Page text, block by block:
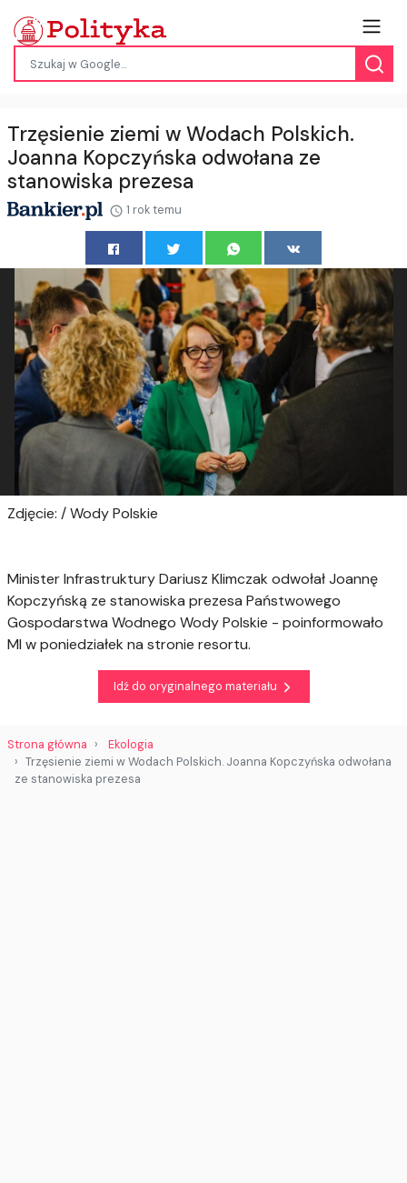
Trzęsienie ziemi w Wodach Polskich.
Joanna Kopczyńska odwołana ze
stanowiska prezesa
1 rok temu
Zdjęcie: / Wody Polskie
Minister Infrastruktury Dariusz Klimczak odwołał Joannę
Kopczyńską ze stanowiska prezesa Państwowego
Gospodarstwa Wodnego Wody Polskie - poinformowało
MI w poniedziałek na stronie resortu.
Idź do oryginalnego materiału
Strona główna
Ekologia
Trzęsienie ziemi w Wodach Polskich. Joanna Kopczyńska odwołana
ze stanowiska prezesa